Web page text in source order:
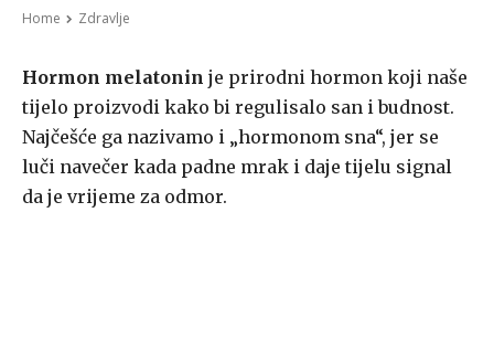
Home Zdravlje
Hormon melatonin je prirodni hormon koji naše
tijelo proizvodi kako bi regulisalo san i budnost.
Najčešće ga nazivamo i „hormonom sna“, jer se
luči navečer kada padne mrak i daje tijelu signal
da je vrijeme za odmor.